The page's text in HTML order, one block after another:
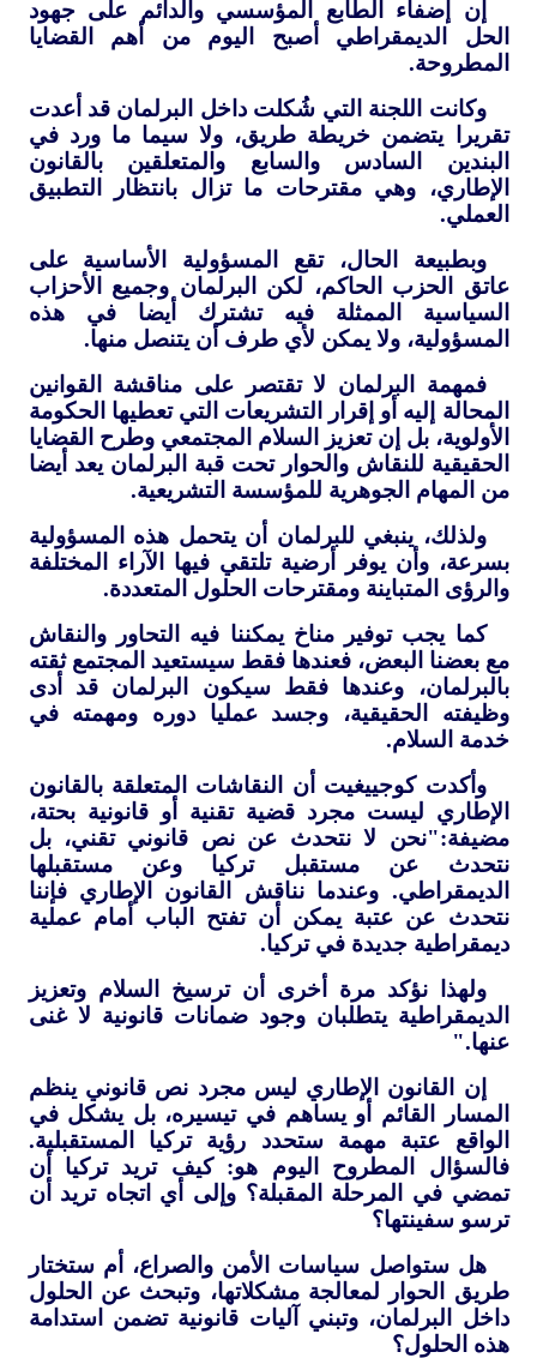
إن إضفاء الطابع المؤسسي والدائم على جهود
الحل الديمقراطي أصبح اليوم من أهم القضايا
المطروحة.
وكانت اللجنة التي شُكلت داخل البرلمان قد أعدت
تقريرا يتضمن خريطة طريق، ولا سيما ما ورد في
البندين السادس والسابع والمتعلقين بالقانون
الإطاري، وهي مقترحات ما تزال بانتظار التطبيق
العملي.
وبطبيعة الحال، تقع المسؤولية الأساسية على
عاتق الحزب الحاكم، لكن البرلمان وجميع الأحزاب
السياسية الممثلة فيه تشترك أيضا في هذه
المسؤولية، ولا يمكن لأي طرف أن يتنصل منها.
فمهمة البرلمان لا تقتصر على مناقشة القوانين
المحالة إليه أو إقرار التشريعات التي تعطيها الحكومة
الأولوية، بل إن تعزيز السلام المجتمعي وطرح القضايا
الحقيقية للنقاش والحوار تحت قبة البرلمان يعد أيضا
من المهام الجوهرية للمؤسسة التشريعية.
ولذلك، ينبغي للبرلمان أن يتحمل هذه المسؤولية
بسرعة، وأن يوفر أرضية تلتقي فيها الآراء المختلفة
والرؤى المتباينة ومقترحات الحلول المتعددة.
كما يجب توفير مناخ يمكننا فيه التحاور والنقاش
مع بعضنا البعض، فعندها فقط سيستعيد المجتمع ثقته
بالبرلمان، وعندها فقط سيكون البرلمان قد أدى
وظيفته الحقيقية، وجسد عمليا دوره ومهمته في
خدمة السلام.
وأكدت كوجييغيت أن النقاشات المتعلقة بالقانون
الإطاري ليست مجرد قضية تقنية أو قانونية بحتة،
مضيفة:"نحن لا نتحدث عن نص قانوني تقني، بل
نتحدث عن مستقبل تركيا وعن مستقبلها
الديمقراطي. وعندما نناقش القانون الإطاري فإننا
نتحدث عن عتبة يمكن أن تفتح الباب أمام عملية
ديمقراطية جديدة في تركيا.
ولهذا نؤكد مرة أخرى أن ترسيخ السلام وتعزيز
الديمقراطية يتطلبان وجود ضمانات قانونية لا غنى
عنها."
إن القانون الإطاري ليس مجرد نص قانوني ينظم
المسار القائم أو يساهم في تيسيره، بل يشكل في
الواقع عتبة مهمة ستحدد رؤية تركيا المستقبلية.
فالسؤال المطروح اليوم هو: كيف تريد تركيا أن
تمضي في المرحلة المقبلة؟ وإلى أي اتجاه تريد أن
ترسو سفينتها؟
هل ستواصل سياسات الأمن والصراع، أم ستختار
طريق الحوار لمعالجة مشكلاتها، وتبحث عن الحلول
داخل البرلمان، وتبني آليات قانونية تضمن استدامة
هذه الحلول؟